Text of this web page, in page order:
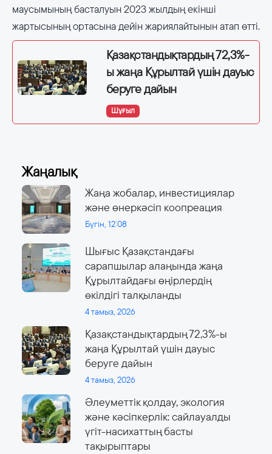
маусымының басталуын 2023 жылдың екінші
жартысының ортасына дейін жариялайтынын атап өтті.
Қазақстандықтардың 72,3%-
ы жаңа Құрылтай үшін дауыс
беруге дайын
Шұғыл
Жаңалық
Жаңа жобалар, инвестициялар
және өнеркәсіп коопреация
Бүгін, 12:08
Шығыс Қазақстандағы
сарапшылар алаңында жаңа
Құрылтайдағы өңірлердің
өкілдігі талқыланды
4 тамыз, 2026
Қазақстандықтардың 72,3%-ы
жаңа Құрылтай үшін дауыс
беруге дайын
4 тамыз, 2026
Әлеуметтік қолдау, экология
және кәсіпкерлік: сайлауалды
үгіт-насихаттың басты
тақырыптары